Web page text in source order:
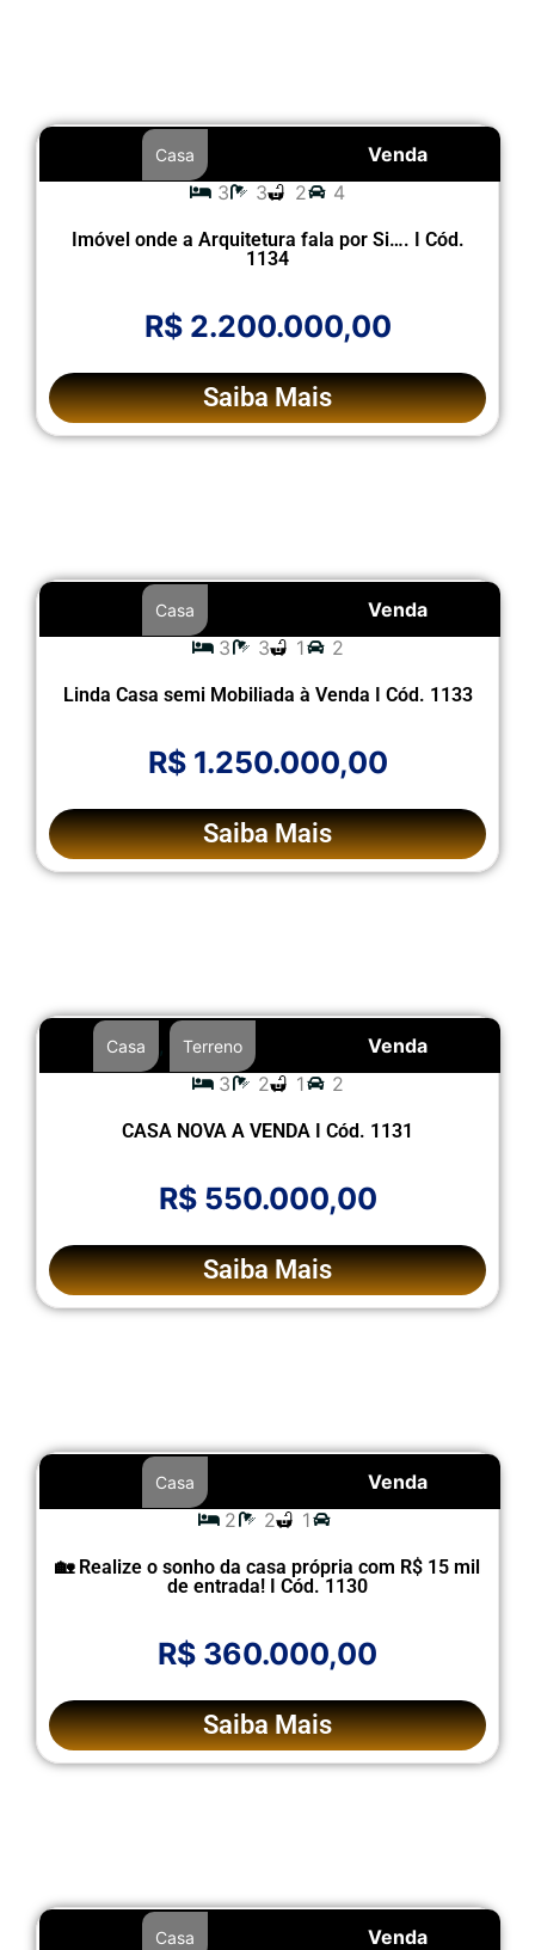
Venda
Casa
3 3 2 4
Imóvel onde a Arquitetura fala por Si…. I Cód.
1134
R$ 2.200.000,00
Saiba Mais
Venda
Casa
3 3 1 2
Linda Casa semi Mobiliada à Venda I Cód. 1133
R$ 1.250.000,00
Saiba Mais
Venda
Casa Terreno
3 2 1 2
CASA NOVA A VENDA I Cód. 1131
R$ 550.000,00
Saiba Mais
Venda
Casa
2 2 1
🏡 Realize o sonho da casa própria com R$ 15 mil
de entrada! I Cód. 1130
R$ 360.000,00
Saiba Mais
Venda
Casa